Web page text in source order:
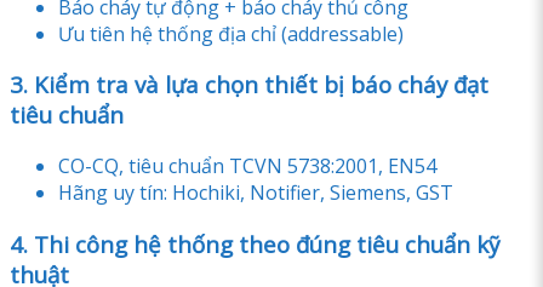
Báo cháy tự động + báo cháy thủ công
Ưu tiên hệ thống địa chỉ (addressable)
3. Kiểm tra và lựa chọn thiết bị báo cháy đạt
tiêu chuẩn
CO-CQ, tiêu chuẩn TCVN 5738:2001, EN54
Hãng uy tín: Hochiki, Notifier, Siemens, GST
4. Thi công hệ thống theo đúng tiêu chuẩn kỹ
thuật